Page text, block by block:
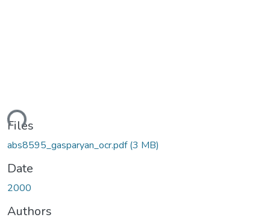
Files
abs8595_gasparyan_ocr.pdf(3 MB)
Date
2000
Authors